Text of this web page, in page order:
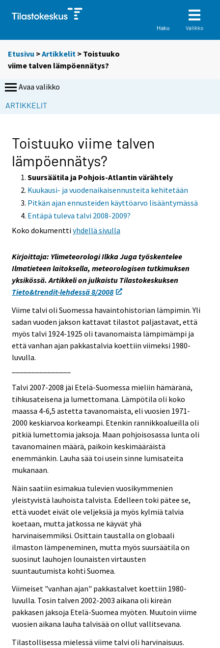
Haku Valikko
Etusivu >Artikkelit > Toistuuko
viime talven lämpöennätys?
Avaa valikko
ARTIKKELIT
Toistuuko viime talven
lämpöennätys?
Suursäätila ja Pohjois-Atlantin värähtely
Kuukausi- ja vuodenaikaisennusteita kehitetään
Pitkän ajan ennusteiden käyttöarvo lisääntymässä
Entäpä tuleva talvi 2008-2009?
Koko dokumenttiyhdellä sivulla
Kirjoittaja: Ylimeteorologi Ilkka Juga työskentelee
Ilmatieteen laitoksella, meteorologisen tutkimuksen
yksikössä. Artikkeli on julkaistu Tilastokeskuksen
Tieto&trendit-lehdessä 8/2008
Viime talvi oli Suomessa havaintohistorian lämpimin. Yli
sadan vuoden jakson kattavat tilastot paljastavat, että
myös talvi 1924-1925 oli tavanomaista lämpimämpi ja
että vanhan ajan pakkastalvia koettiin viimeksi 1980-
luvulla.
Talvi 2007-2008 jäi Etelä-Suomessa mieliin hämäränä,
tihkusateisena ja lumettomana. Lämpötila oli koko
maassa 4-6,5 astetta tavanomaista, eli vuosien 1971-
2000 keskiarvoa korkeampi. Etenkin rannikkoalueilla oli
pitkiä lumettomia jaksoja. Maan pohjoisosassa lunta oli
tavanomainen määrä, paikoin keskimääräistä
enemmänkin. Lauha sää toi usein sinne lumisateita
mukanaan.
Näin saatiin esimakua tulevien vuosikymmenien
yleistyvistä lauhoista talvista. Edelleen toki pätee se,
että vuodet eivät ole veljeksiä ja myös kylmiä talvia
koetaan, mutta jatkossa ne käyvät yhä
harvinaisemmiksi. Osittain taustalla on globaali
ilmaston lämpeneminen, mutta myös suursäätila on
suosinut lauhojen lounaisten virtausten
suuntautumista kohti Suomea.
Viimeiset "vanhan ajan" pakkastalvet koettiin 1980-
luvulla. Tosin talven 2002-2003 aikana oli kireän
pakkasen jaksoja Etelä-Suomea myöten. Muutoin viime
vuosien aikana lauha talvisää on ollut vallitsevana.
Tilastollisessa mielessä viime talvi oli harvinaisuus.